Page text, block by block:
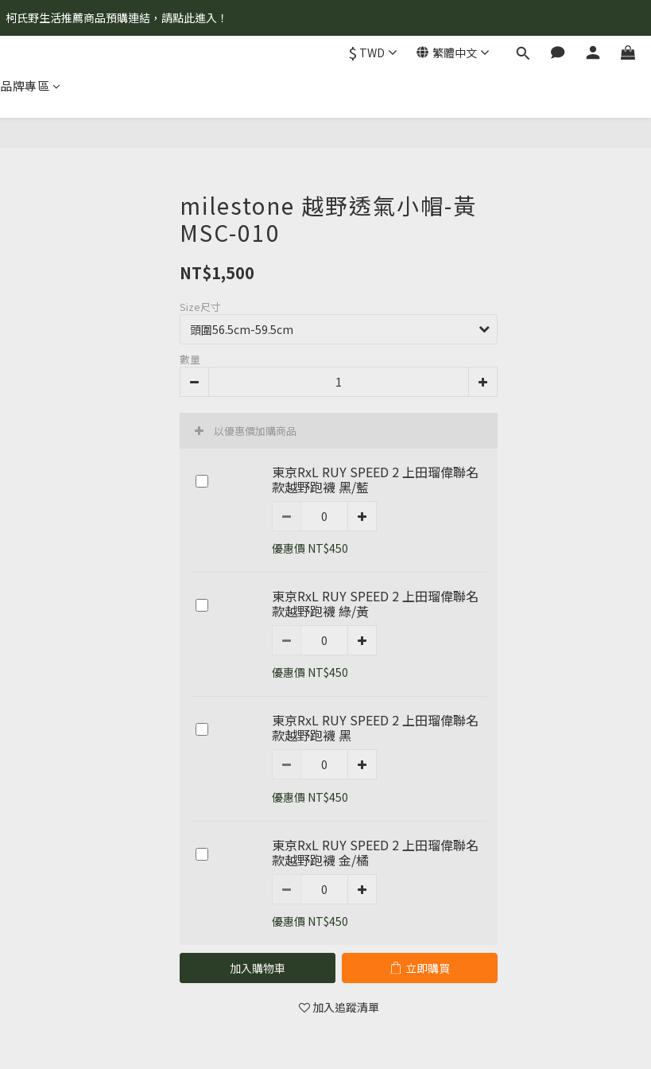
8/7 當天暫停開放工作室。請見諒！
柯氏野生活推薦商品預購連結，請點此進入！
$ TWD 繁體中文
品牌專區
milestone 越野透氣小帽-黃
MSC-010
NT$1,500
Size尺寸
數量
以優惠價加購商品
東京RxL RUY SPEED 2 上田瑠偉聯名
款越野跑襪 黑/藍
優惠價 NT$450
東京RxL RUY SPEED 2 上田瑠偉聯名
款越野跑襪 綠/黃
優惠價 NT$450
東京RxL RUY SPEED 2 上田瑠偉聯名
款越野跑襪 黑
優惠價 NT$450
東京RxL RUY SPEED 2 上田瑠偉聯名
款越野跑襪 金/橘
優惠價 NT$450
加入購物車 立即購買
加入追蹤清單